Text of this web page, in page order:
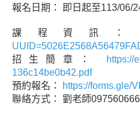
報名日期： 即日起至113/06/
課程資訊
招生簡章：
https://
136c14be0b42.pdf
預約報名：
https://forms.gle/
聯絡方式： 劉老師